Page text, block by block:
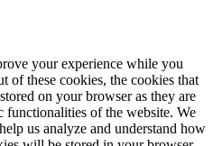
your experience while you
of these cookies, the cookies that
on your browser as they are
functionalities of the website. We
us analyze and understand how